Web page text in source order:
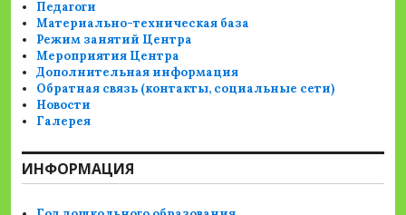
Педагоги
Материально-техническая база
Режим занятий Центра
Мероприятия Центра
Дополнительная информация
Обратная связь (контакты, социальные сети)
Новости
Галерея
ИНФОРМАЦИЯ